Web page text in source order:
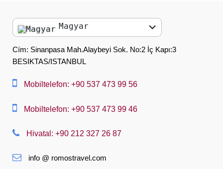
Magyar
English
العربية
中文
Suomi
Cím: Sinanpasa Mah.Alaybeyi Sok. No:2 İç Kapı:3
BESIKTAS/ISTANBUL
Mobiltelefon: +90 537 473 99 56
Mobiltelefon: +90 537 473 99 46
Hivatal: +90 212 327 26 87
info @ romostravel.com